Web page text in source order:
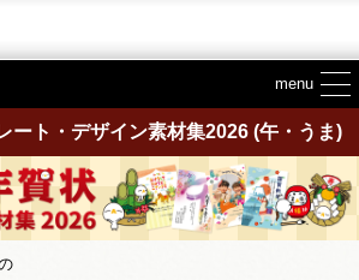
menu
ート・デザイン素材集2026 (午・うま)